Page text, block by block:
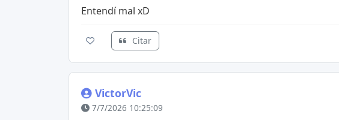
Entendí mal xD
Citar
VictorVic
7/7/2026 10:25:09